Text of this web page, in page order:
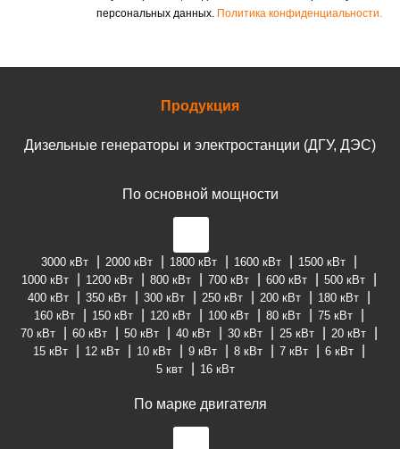
персональных данных. Политика конфиденциальности.
Продукция
Дизельные генераторы и электростанции (ДГУ, ДЭС)
По основной мощности
3000 кВт 2000 кВт 1800 кВт 1600 кВт
1500 кВт
1000 кВт
1200 кВт 800 кВт 700 кВт 600 кВт
500 кВт
400 кВт
350 кВт 300 кВт 250 кВт 200 кВт
180 кВт
160 кВт
150 кВт 120 кВт 100 кВт 80 кВт
75 кВт
70 кВт
60 кВт 50 кВт 40 кВт 30 кВт 25 кВт
20 кВт
15 кВт
12 кВт 10 кВт 9 кВт 8 кВт 7 кВт
6 кВт
5 квт
16 кВт
По марке двигателя